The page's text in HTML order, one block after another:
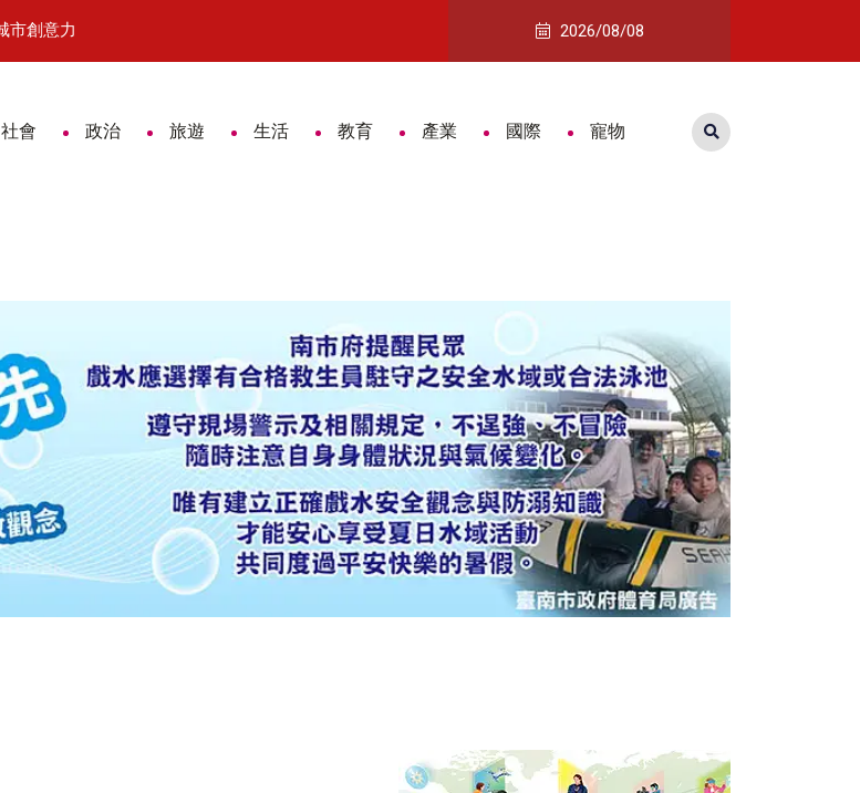
「鎮展三寶」驚豔登場！2026國際木雕藝術交流展開展 跨國藝術對話激盪木雕新視野從市場盛景到老街沒落 喜樹義美香守住一甲子老味
2026/08/08
社會 政治 旅遊 生活 教育 產業 國際 寵物